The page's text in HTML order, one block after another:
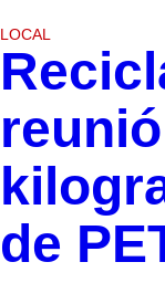
LOCAL
de